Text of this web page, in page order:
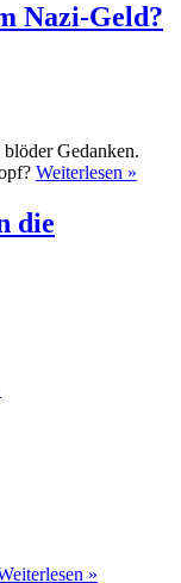
Nazi-Geld?
Gedanken.
Weiterlesen »
die
»